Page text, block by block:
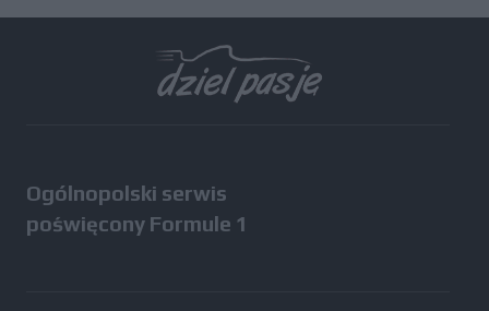
Ogólnopolski serwis
poświęcony Formule 1